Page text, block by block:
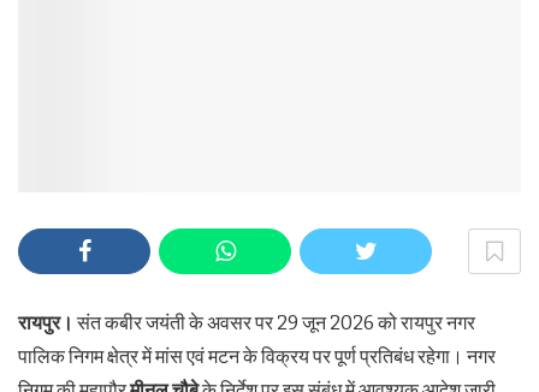
रायपुर।संत कबीर जयंती के अवसर पर 29 जून 2026 को रायपुर नगर
पालिक निगम क्षेत्र में मांस एवं मटन के विक्रय पर पूर्ण प्रतिबंध रहेगा। नगर